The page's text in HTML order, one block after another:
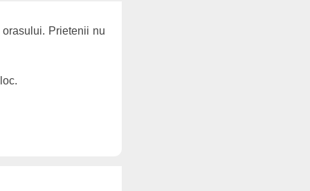
Prietenii nu